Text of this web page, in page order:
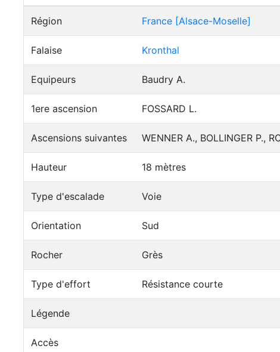
Région France [Alsace-Moselle]
Falaise Kronthal
Equipeurs Baudry A.
1ere ascension FOSSARD L.
Ascensions suivantes WENNER A., BOLLINGER P.,
Hauteur 18 mètres
Type d'escalade Voie
Orientation Sud
Rocher Grès
Type d'effort Résistance courte
Légende
Accès